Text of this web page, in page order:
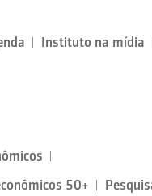
Instituto na mídia
50+